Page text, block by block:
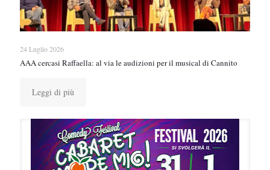
24 Luglio 2026
AAA cercasi Raffaella: al via le audizioni per il musical di Cannito
Leggi di più